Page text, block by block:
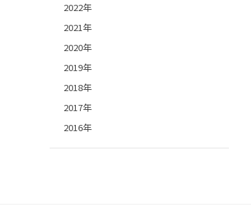
2022年
2021年
2020年
2019年
2018年
2017年
2016年